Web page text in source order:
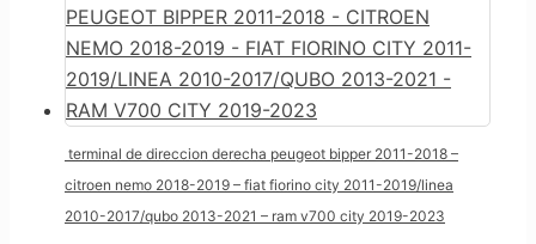
terminal de direccion derecha peugeot bipper 2011-2018 –
citroen nemo 2018-2019 – fiat fiorino city 2011-2019/linea
2010-2017/qubo 2013-2021 – ram v700 city 2019-2023